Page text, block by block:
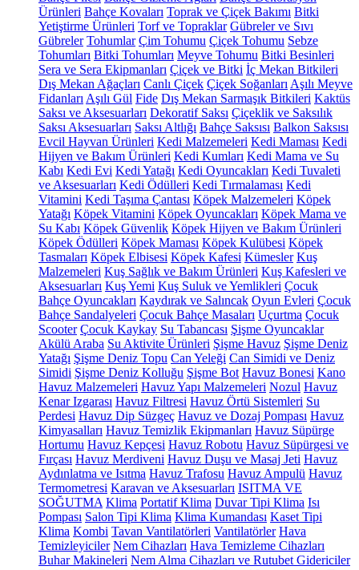
Ürünleri Bahçe Kovaları Toprak ve Çiçek Bakımı Bitki
Yetiştirme Ürünleri Torf ve Topraklar Gübreler ve Sıvı
Gübreler Tohumlar Çim Tohumu Çiçek Tohumu Sebze
Tohumları Bitki Tohumları Meyve Tohumu Bitki Besinleri
Sera ve Sera Ekipmanları Çiçek ve Bitki İç Mekan Bitkileri
Dış Mekan Ağaçları Canlı Çiçek Çiçek Soğanları Aşılı Meyve
Fidanları Aşılı Gül Fide Dış Mekan Sarmaşık Bitkileri Kaktüs
Saksı ve Aksesuarları Dekoratif Saksı Çiçeklik ve Saksılık
Saksı Aksesuarları Saksı Altlığı Bahçe Saksısı Balkon Saksısı
Evcil Hayvan Ürünleri Kedi Malzemeleri Kedi Maması Kedi
Hijyen ve Bakım Ürünleri Kedi Kumları Kedi Mama ve Su
Kabı Kedi Evi Kedi Yatağı Kedi Oyuncakları Kedi Tuvaleti
ve Aksesuarları Kedi Ödülleri Kedi Tırmalaması Kedi
Vitamini Kedi Taşıma Çantası Köpek Malzemeleri Köpek
Yatağı Köpek Vitamini Köpek Oyuncakları Köpek Mama ve
Su Kabı Köpek Güvenlik Köpek Hijyen ve Bakım Ürünleri
Köpek Ödülleri Köpek Maması Köpek Kulübesi Köpek
Tasmaları Köpek Elbisesi Köpek Kafesi Kümesler Kuş
Malzemeleri Kuş Sağlık ve Bakım Ürünleri Kuş Kafesleri ve
Aksesuarları Kuş Yemi Kuş Suluk ve Yemlikleri Çocuk
Bahçe Oyuncakları Kaydırak ve Salıncak Oyun Evleri Çocuk
Bahçe Sandalyeleri Çocuk Bahçe Masaları Uçurtma Çocuk
Scooter Çocuk Kaykay Su Tabancası Şişme Oyuncaklar
Akülü Araba Su Aktivite Ürünleri Şişme Havuz Şişme Deniz
Yatağı Şişme Deniz Topu Can Yeleği Can Simidi ve Deniz
Simidi Şişme Deniz Kolluğu Şişme Bot Havuz Bonesi Kano
Havuz Malzemeleri Havuz Yapı Malzemeleri Nozul Havuz
Kenar Izgarası Havuz Filtresi Havuz Örtü Sistemleri Su
Perdesi Havuz Dip Süzgeç Havuz ve Dozaj Pompası Havuz
Kimyasalları Havuz Temizlik Ekipmanları Havuz Süpürge
Hortumu Havuz Kepçesi Havuz Robotu Havuz Süpürgesi ve
Fırçası Havuz Merdiveni Havuz Duşu ve Masaj Jeti Havuz
Aydınlatma ve Isıtma Havuz Trafosu Havuz Ampulü Havuz
Termometresi Karavan ve Aksesuarları ISITMA VE
SOĞUTMA Klima Portatif Klima Duvar Tipi Klima Isı
Pompası Salon Tipi Klima Klima Kumandası Kaset Tipi
Klima Kombi Tavan Vantilatörleri Vantilatörler Hava
Temizleyiciler Nem Cihazları Hava Temizleme Cihazları
Buhar Makineleri Nem Alma Cihazları ve Rutubet Gidericiler